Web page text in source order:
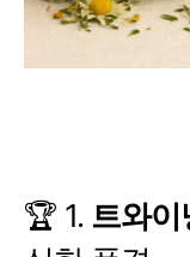
🏆 1. 트와